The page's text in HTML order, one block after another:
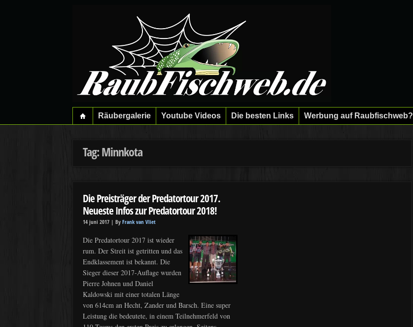
Räubergalerie Youtube Videos Die besten Links Werbung auf Raubfischweb?
Tag: Minnkota
Die Preisträger der Predatortour 2017.
Neueste Infos zur Predatortour 2018!
14 juni 2017 | By Frank van Vliet
Die Predatortour 2017 ist wieder
rum. Der Streit ist getritten und das
Endklassement ist bekannt. Die
Sieger dieser 2017-Auflage wurden
Pierre Johnen und Daniel
Kaldowski mit einer totalen Länge
von 614cm an Hecht, Zander und Barsch. Eine super
Leistung die bedeutete, in einem Teilnehmerfeld von